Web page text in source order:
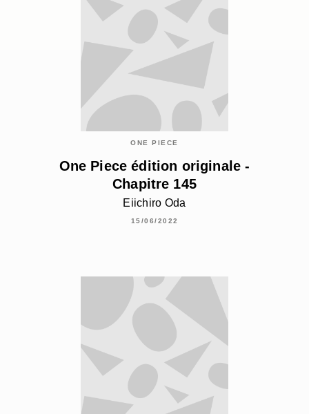
ONE PIECE
One Piece édition originale -
Chapitre 145
Eiichiro Oda
15/06/2022